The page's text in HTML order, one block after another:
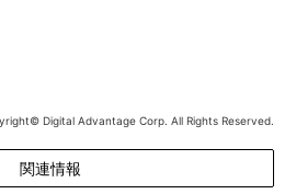
、例えば「domain\user」といったド
アカウントでRADIUS認証を行いたけ
ーバ上にIASサービスをインストール
Digital Advantage Corp. All Rights Reserved.
関連情報